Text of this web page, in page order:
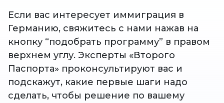
Если вас интересует иммиграция в
Германию, свяжитесь с нами нажав на
кнопку “подобрать программу” в правом
верхнем углу. Эксперты «Второго
Паспорта» проконсультируют вас и
подскажут, какие первые шаги надо
сделать, чтобы решение по вашему